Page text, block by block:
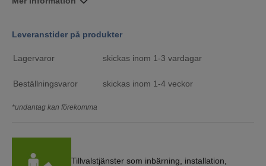
Leveranstider på produkter
Lagervaror skickas inom 1-3 vardagar
Beställningsvaror skickas inom 1-4 veckor
*undantag kan förekomma
Tillvalstjänster som inbärning, installation,